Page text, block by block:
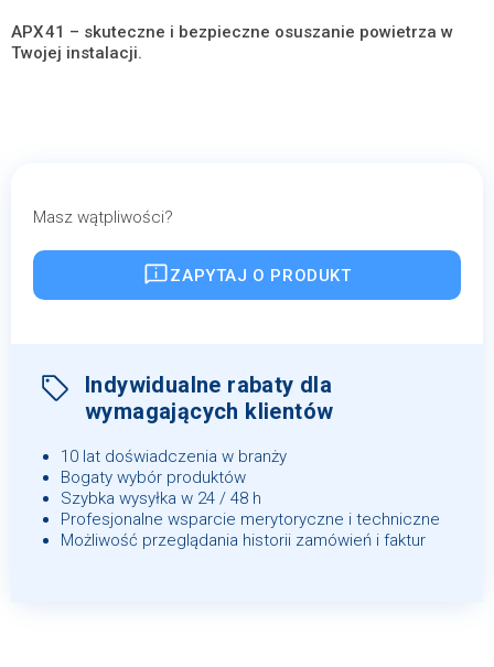
APX 41 – skuteczne i bezpieczne osuszanie powietrza w
Twojej instalacji.
Masz wątpliwości?
ZAPYTAJ O PRODUKT
Indywidualne rabaty dla
wymagających klientów
10 lat doświadczenia w branży
Bogaty wybór produktów
Szybka wysyłka w 24 / 48 h
Profesjonalne wsparcie merytoryczne i techniczne
Możliwość przeglądania historii zamówień i faktur